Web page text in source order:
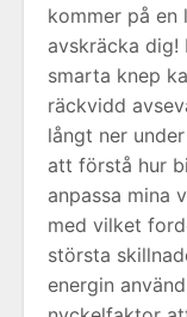
kommer på en
avskräcka dig!
smarta knep
räckvidd
långt ner
att förstå hur
anpassa mina
med vilket
största
energin